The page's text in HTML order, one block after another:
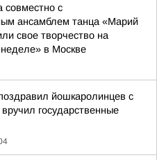
совместно с
ансамблем танца «Марий
свое творчество на
в Москве
йошкаролинцев с
государственные